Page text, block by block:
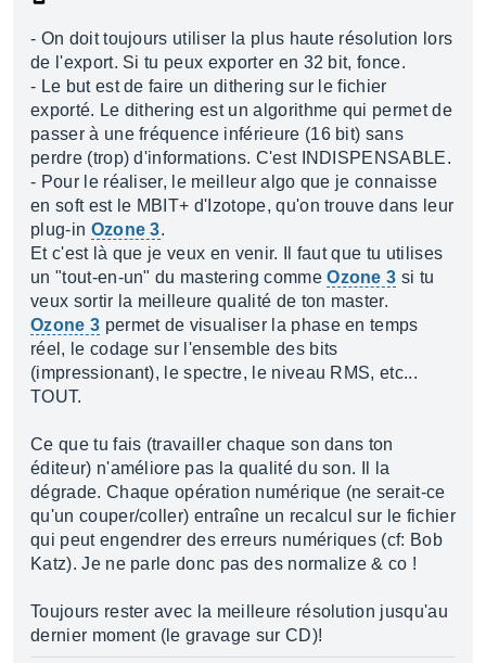
- On doit toujours utiliser la plus haute résolution lors
de l'export. Si tu peux exporter en 32 bit, fonce.
- Le but est de faire un dithering sur le fichier
exporté. Le dithering est un algorithme qui permet de
passer à une fréquence inférieure (16 bit) sans
perdre (trop) d'informations. C'est INDISPENSABLE.
- Pour le réaliser, le meilleur algo que je connaisse
en soft est le MBIT+ d'Izotope, qu'on trouve dans leur
plug-in Ozone 3.
Et c'est là que je veux en venir. Il faut que tu utilises
un "tout-en-un" du mastering commeOzone 3 si tu
veux sortir la meilleure qualité de ton master.
Ozone 3 permet de visualiser la phase en temps
réel, le codage sur l'ensemble des bits
(impressionant), le spectre, le niveau RMS, etc...
TOUT.
Ce que tu fais (travailler chaque son dans ton
éditeur) n'améliore pas la qualité du son. Il la
dégrade. Chaque opération numérique (ne serait-ce
qu'un couper/coller) entraîne un recalcul sur le fichier
qui peut engendrer des erreurs numériques (cf: Bob
Katz). Je ne parle donc pas des normalize & co !
Toujours rester avec la meilleure résolution jusqu'au
dernier moment (le gravage sur CD)!